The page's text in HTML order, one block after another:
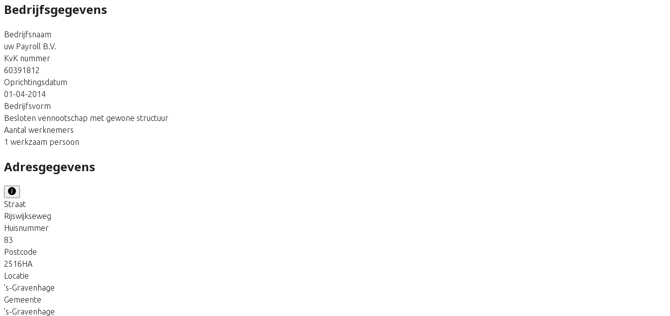
Bedrijfsgegevens
Bedrijfsnaam
uw Payroll B.V.
KvK nummer
60391812
Oprichtingsdatum
01-04-2014
Bedrijfsvorm
Besloten vennootschap met gewone structuur
Aantal werknemers
1 werkzaam persoon
Adresgegevens
Straat
Rijswijkseweg
Huisnummer
83
Postcode
2516HA
Locatie
's-Gravenhage
Gemeente
's-Gravenhage